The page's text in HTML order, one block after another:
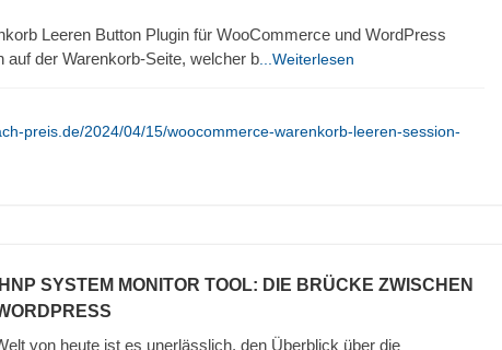
Leeren Button Plugin für WooCommerce und WordPress
auf der Warenkorb-Seite, welcher b ...Weiterlesen
preis.de/2024/04/15/woocommerce-warenkorb-leeren-session-
SYSTEM MONITOR TOOL: DIE BRÜCKE ZWISCHEN
von heute ist es unerlässlich, den Überblick über die